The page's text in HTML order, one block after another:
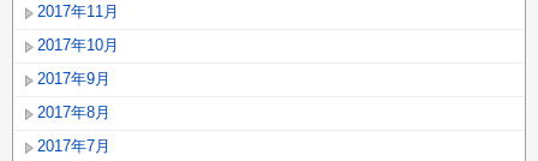
2017年11月
2017年10月
2017年9月
2017年8月
2017年7月